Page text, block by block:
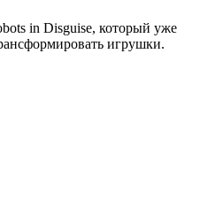
in Disguise, который уже
игрушки.